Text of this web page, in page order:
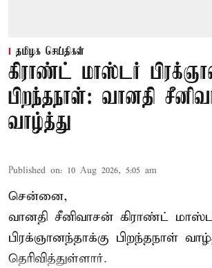
தமிழக செய்திகள்
கிராண்ட் மாஸ்டர்
பிறந்தநாள்: வானதி
வாழ்த்து
Published on: 10 Aug 2026, 5:05 am
சென்னை,
வானதி சீனிவாசன் கிராண்ட்
பிரக்ஞானந்தாக்கு பிறந்தநாள்
தெரிவித்துள்ளார்.